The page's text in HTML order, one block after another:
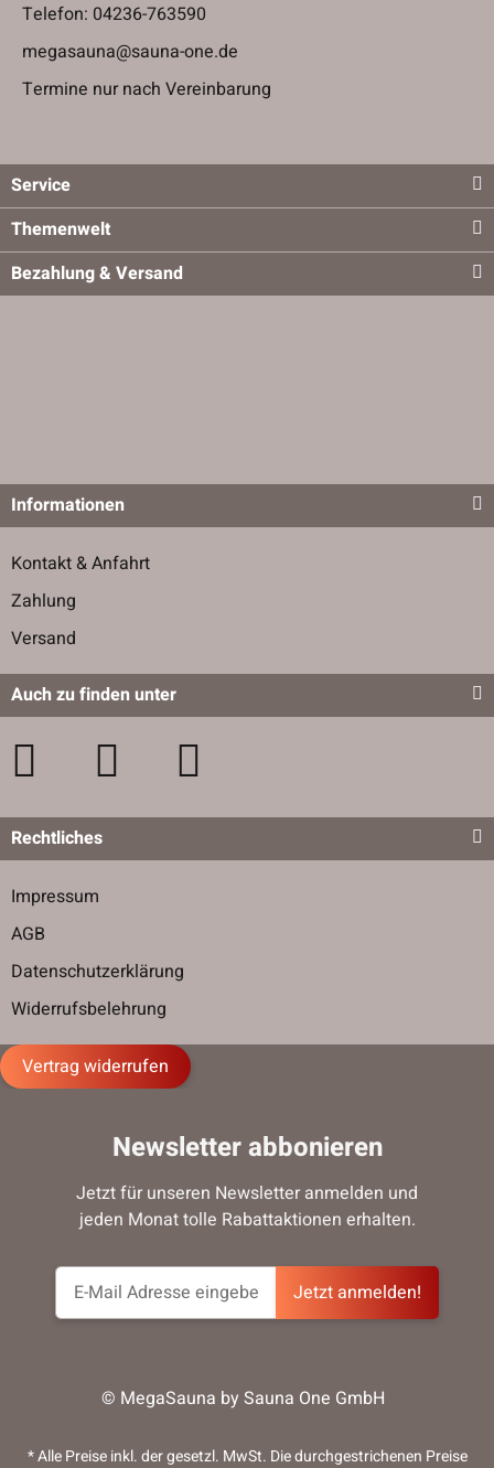
Telefon: 04236-763590
megasauna@sauna-one.de
Termine nur nach Vereinbarung
Service
Themenwelt
Bezahlung & Versand
Informationen
Kontakt & Anfahrt
Zahlung
Versand
Auch zu finden unter
Rechtliches
Impressum
AGB
Datenschutzerklärung
Widerrufsbelehrung
Vertrag widerrufen
Newsletter abbonieren
Jetzt anmelden!
Jetzt für unseren Newsletter anmelden und
jeden Monat tolle Rabattaktionen erhalten.
© MegaSauna by Sauna One GmbH
* Alle Preise inkl. der gesetzl. MwSt. Die durchgestrichenen Preise